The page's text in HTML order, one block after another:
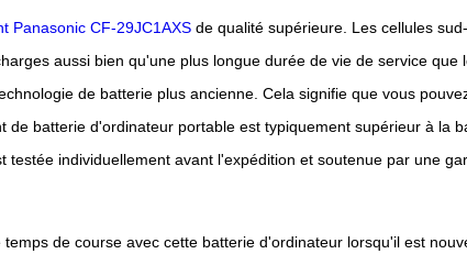
Panasonic CF-29JC1AXS de qualité supérieure. Les cellules
aussi bien qu'une plus longue durée de vie de service
de batterie plus ancienne. Cela signifie que vous
batterie d'ordinateur portable est typiquement supérieur à la
testée individuellement avant l'expédition et soutenue par une
de course avec cette batterie d'ordinateur lorsqu'il est